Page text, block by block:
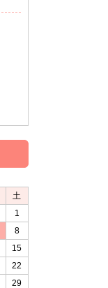
土
1
8
15
22
29